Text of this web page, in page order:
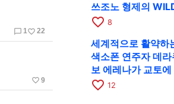
chat_bubble_outline 1 favorite_border 22
favorite_border 9
쓰조노 형제의
FLAG가 8월 6일
favorite_border 8
세계적으로 활약하
색소폰 연주자 데라
보 에레나가 교토에
다! 콰르텟 투어 교토
favorite_border 12